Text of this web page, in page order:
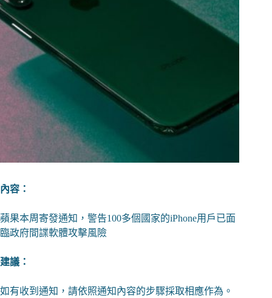
內容：
蘋果本周寄發通知，警告100多個國家的iPhone用戶已面
臨政府間諜軟體攻擊風險
建議：
如有收到通知，請依照通知內容的步驟採取相應作為。